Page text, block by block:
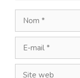
Nom
mail
Site